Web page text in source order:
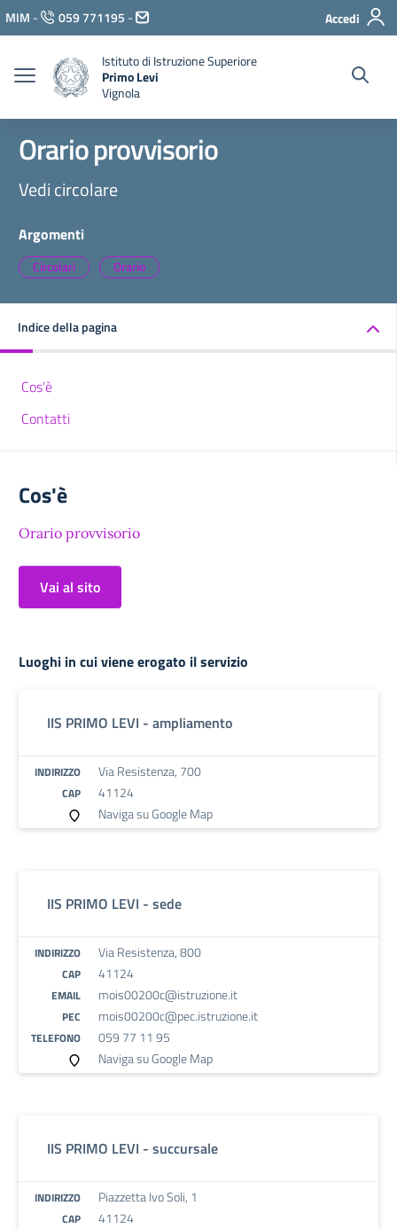
Vai ai contenuti
Vai al menu di navigazione
Vai al footer
MIM - 059 771195 - Accedi
Istituto di Istruzione Superiore
Primo Levi
Vignola
Orario provvisorio
Vedi circolare
Argomenti
Circolari Orario
Indice della pagina
Cos'è
Contatti
Cos'è
Orario provvisorio
Vai al sito
Luoghi in cui viene erogato il servizio
IIS PRIMO LEVI - ampliamento
INDIRIZZO Via Resistenza, 700
CAP
41124
Naviga su Google Map
IIS PRIMO LEVI - sede
INDIRIZZO Via Resistenza, 800
CAP 41124
EMAIL mois00200c@istruzione.it
PEC mois00200c@pec.istruzione.it
TELEFONO
059 77 11 95
Naviga su Google Map
IIS PRIMO LEVI - succursale
INDIRIZZO Piazzetta Ivo Soli, 1
CAP
41124